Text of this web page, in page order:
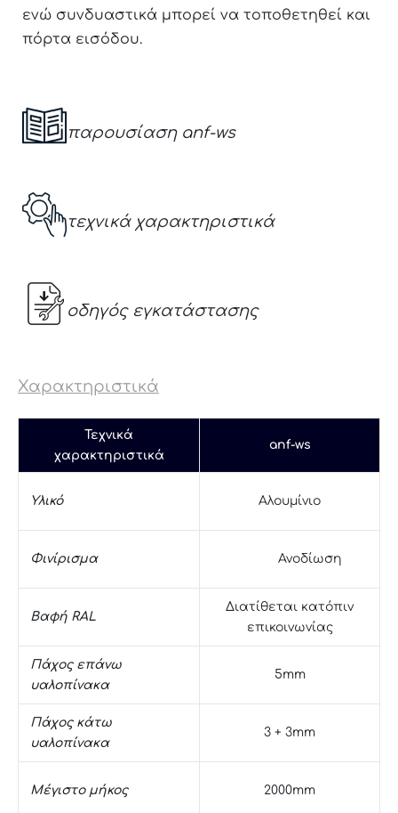
ενώ συνδυαστικά μπορεί να τοποθετηθεί και
πόρτα εισόδου.
παρουσίαση anf-ws
τεχνικά χαρακτηριστικά
οδηγός εγκατάστασης
Χαρακτηριστικά
Τεχνικά
χαρακτηριστικά
anf-ws
Υλικό Αλουμίνιο
Φινίρισμα Ανοδίωση
Βαφή RAL
Διατίθεται κατόπιν
επικοινωνίας
Πάχος επάνω
υαλοπίνακα
5mm
Πάχος κάτω
υαλοπίνακα
3 + 3mm
Μέγιστο μήκος 2000mm